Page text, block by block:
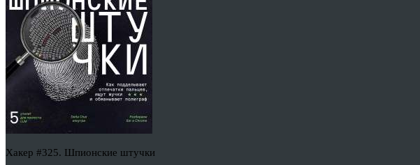
Хакер #325. Шпионские штучки